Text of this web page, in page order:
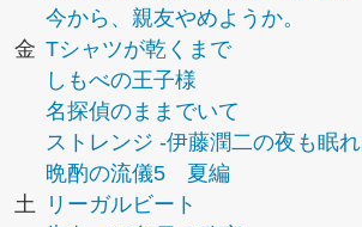
今から、親友やめようか。
金 Tシャツが乾くまで
しもべの王子様
名探偵のままでいて
ストレンジ -伊藤潤二の夜も眠
晩酌の流儀5 夏編
土
リーガルビート